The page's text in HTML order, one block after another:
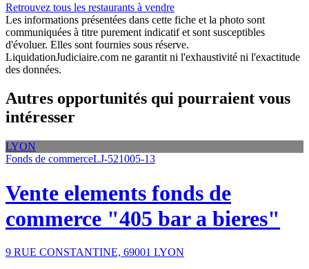
Retrouvez tous les restaurants à vendre
Les informations présentées dans cette fiche et la photo sont
communiquées à titre purement indicatif et sont susceptibles
d'évoluer. Elles sont fournies sous réserve.
LiquidationJudiciaire.com ne garantit ni l'exhaustivité ni l'exactitude
des données.
Autres opportunités qui pourraient vous
intéresser
LYON
Fonds de commerceLJ-521005-13
Vente elements fonds de
commerce "405 bar a bieres"
9 RUE CONSTANTINE, 69001 LYON